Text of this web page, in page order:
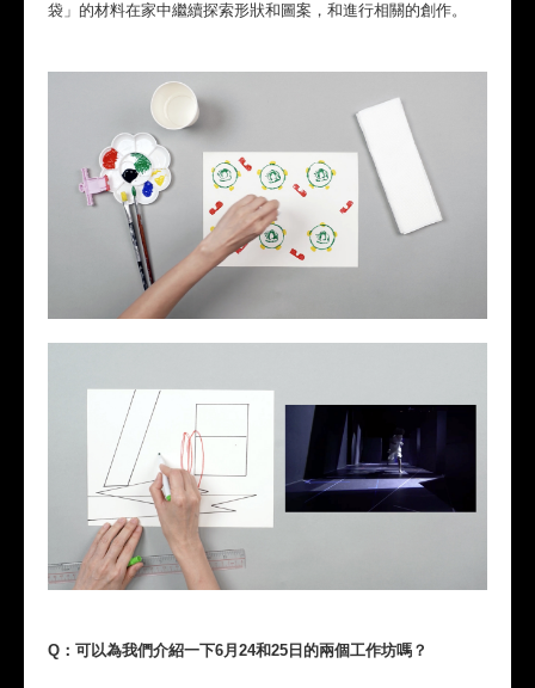
袋」的材料在家中繼續探索形狀和圖案，和進行相關的創作。
Q：可以為我們介紹一下6月24和25日的兩個工作坊嗎？